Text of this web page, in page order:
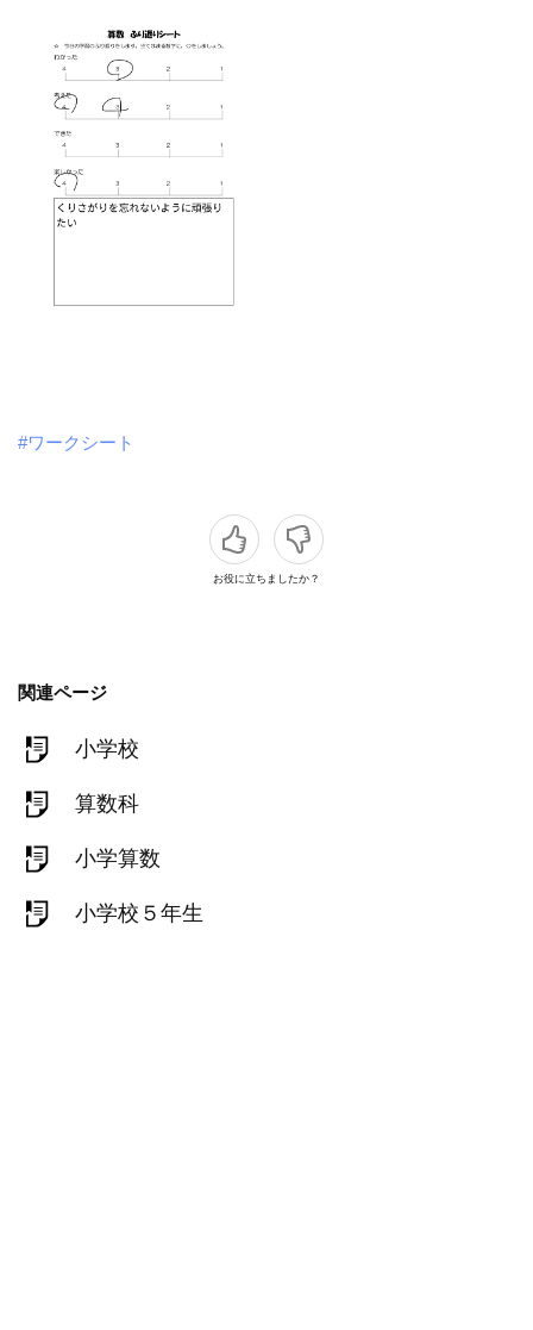
#ワークシート
お役に立ちましたか？
関連ページ
小学校
算数科
小学算数
小学校５年生